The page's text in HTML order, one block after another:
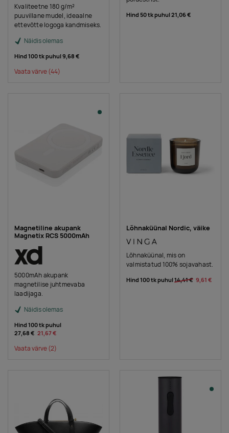
Kvaliteetne 180 g/m²
puuvillane mudel, ideaalne
ettevõtte logoga kandmiseks.
Näidis olemas
Hind 100 tk puhul9,68 €
Vaata värve(44)
Hind 50 tk puhul21,06 €
Magnetiline akupank
Magnetix RCS 5000mAh
5000mAh akupank
magnetilise juhtmevaba
laadijaga.
Näidis olemas
Hind 100 tk puhul
27,68 € 21,67 €
Vaata värve(2)
Lõhnaküünal Nordic, väike
Lõhnaküünal, mis on
valmistatud 100% sojavahast.
Hind 100 tk puhul14,41 € 9,61 €